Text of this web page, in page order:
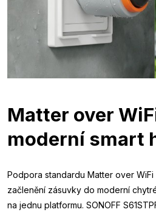
Matter over
moderní smart
Podpora standardu Matter over WiFi
začlenění zásuvky do moderní
na jednu platformu. SONOFF